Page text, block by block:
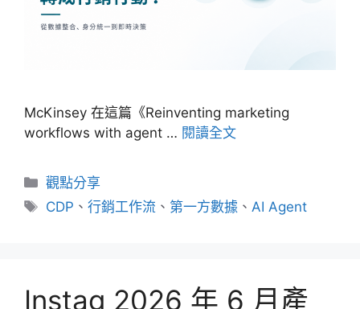
McKinsey 在這篇《Reinventing marketing
workflows with agent … 閱讀全文
分
類
觀點分享
標
CDP 、行銷工作流 、 第一方數據 、 AI Agent
Instag 2026 年 6 月產